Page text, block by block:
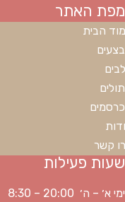
מפת האתר
הבית
קשר
שעות פעילות
ימי א׳ – ה׳ 20:00 – 8:30